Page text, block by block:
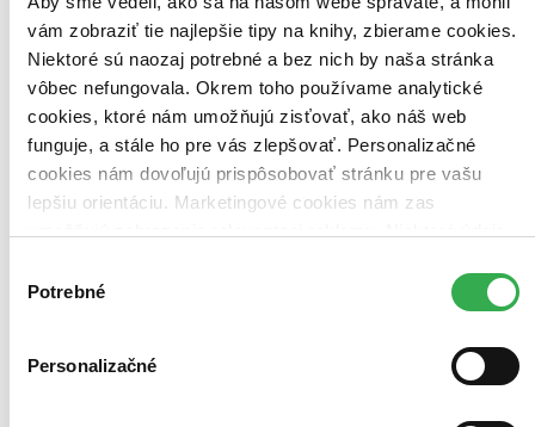
vám zobraziť tie najlepšie tipy na knihy, zbierame cookies.
Niektoré sú naozaj potrebné a bez nich by naša stránka
vôbec nefungovala. Okrem toho používame analytické
cookies, ktoré nám umožňujú zisťovať, ako náš web
funguje, a stále ho pre vás zlepšovať. Personalizačné
cookies nám dovoľujú prispôsobovať stránku pre vašu
lepšiu orientáciu. Marketingové cookies nám zas
keby sme mohli používať všetky tieto cookies. Ďakujeme!
súhlasu
Potrebné
Personalizačné